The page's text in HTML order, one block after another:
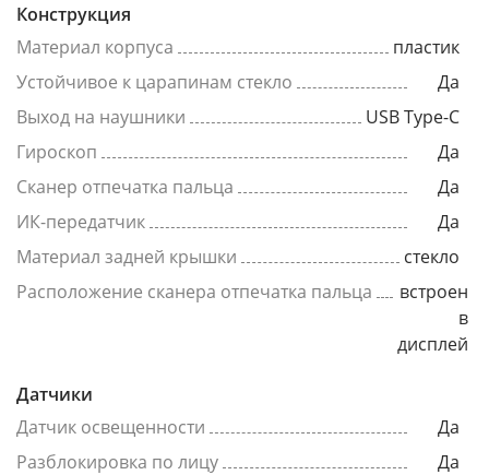
Конструкция
Материал корпуса
пластик
Устойчивое к царапинам стекло
Да
Выход на наушники
USB Type-C
Гироскоп
Да
Сканер отпечатка пальца
Да
ИК-передатчик
Да
Материал задней крышки
стекло
Расположение сканера отпечатка пальца
встроен
в
дисплей
Датчики
Датчик освещенности
Да
Разблокировка по лицу
Да